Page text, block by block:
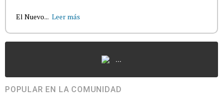
El Nuevo... Leer más
...
POPULAR EN LA COMUNIDAD